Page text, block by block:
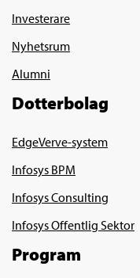
Investerare
Nyhetsrum
Alumni
Dotterbolag
EdgeVerve-system
Infosys BPM
Infosys Consulting
Infosys Offentlig Sektor
Program